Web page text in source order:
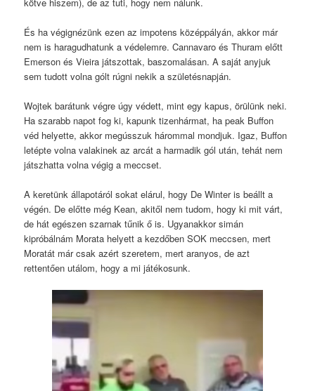
És ha végignézünk ezen az impotens középpályán, akkor már
nem is haragudhatunk a védelemre. Cannavaro és Thuram előtt
Emerson és Vieira játszottak, baszomalásan. A saját anyjuk
sem tudott volna gólt rúgni nekik a születésnapján.
Wojtek barátunk végre úgy védett, mint egy kapus, örülünk neki.
Ha szarabb napot fog ki, kapunk tizenhármat, ha peak Buffon
véd helyette, akkor megússzuk hárommal mondjuk. Igaz, Buffon
letépte volna valakinek az arcát a harmadik gól után, tehát nem
játszhatta volna végig a meccset.
A keretünk állapotáról sokat elárul, hogy De Winter is beállt a
végén. De előtte még Kean, akitől nem tudom, hogy ki mit várt,
de hát egészen szarnak tűnik ő is. Ugyanakkor simán
kipróbálnám Morata helyett a kezdőben SOK meccsen, mert
Moratát már csak azért szeretem, mert aranyos, de azt
rettentően utálom, hogy a mi játékosunk.